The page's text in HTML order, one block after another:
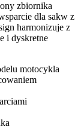
zbiornika
dla sakw z
harmonizuje z
i dyskretne
motocykla